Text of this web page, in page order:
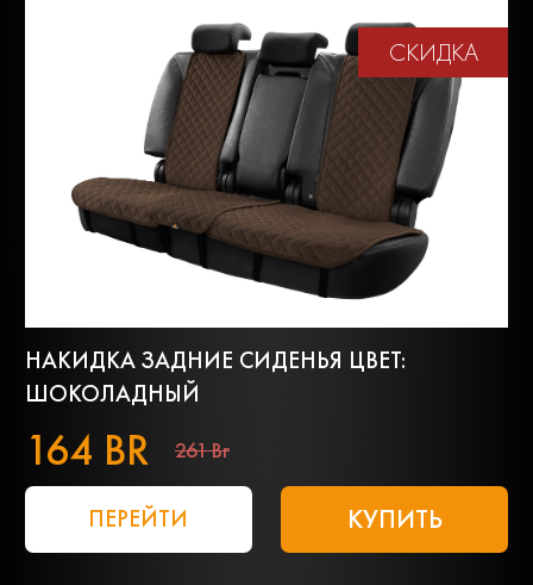
СКИДКА
НАКИДКА ЗАДНИЕ СИДЕНЬЯ ЦВЕТ:
ШОКОЛАДНЫЙ
164 BR 261 Br
ПЕРЕЙТИ КУПИТЬ